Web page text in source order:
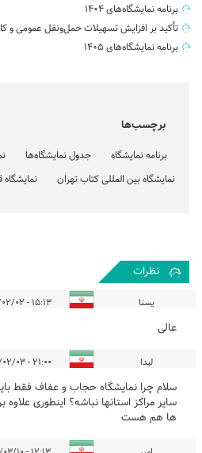
برنامه نمایشگاه‌های ۱۴۰۴
تأکید بر افزایش تسهیلات حمل‌ونقل عمومی و
برنامه نمایشگاه‌های ۱۴۰۵
برچسب‌ها
برنامه نمایشگاه جدول نمایشگاه‌ها
نمایشگاه بین المللی کتاب تهران
نمایشگاه
نظرات
یسنا ۱۵:۱۳ - ۱۴۰۱/۰۲/۰۲
عالی
لیدا ۲۱:۰۰ - ۱۴۰۱/۰۲/۰۳
سلام چرا نمایشگاه حجاب و عفاف فقط
سایر مراکز استانها نباشه؟ اینطوری علاوه
ها هم هست